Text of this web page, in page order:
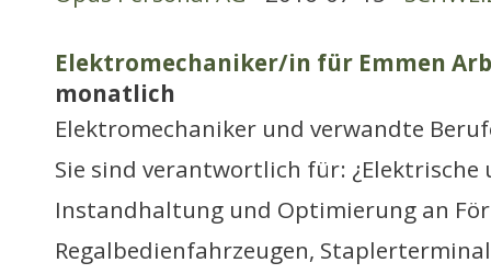
Elektromechaniker/in für Emmen
monatlich
Elektromechaniker und verwandte
Sie sind verantwortlich für: ¿Elektrische
Instandhaltung und Optimierung an
Regalbedienfahrzeugen,